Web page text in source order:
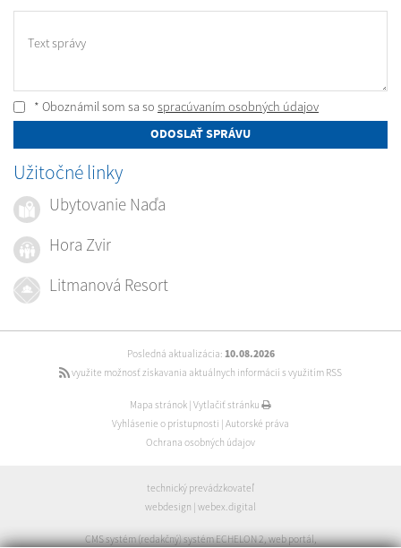
Text správy
* Oboznámil som sa so spracúvaním osobných údajov
ODOSLAŤ SPRÁVU
Užitočné linky
Ubytovanie Naďa
Hora Zvir
Litmanová Resort
Posledná aktualizácia: 10.08.2026
využite možnosť získavania aktuálnych informácií s využitím RSS
Mapa stránok Vytlačiť stránku
Vyhlásenie o prístupnosti Autorské práva
Ochrana osobných údajov
technický prevádzkovateľ
webdesign webex.digital
CMS systém (redakčný) systém ECHELON 2,web portál,